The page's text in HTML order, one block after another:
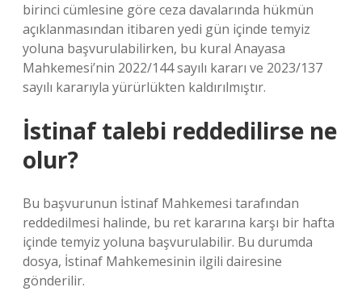
birinci cümlesine göre ceza davalarında hükmün
açıklanmasından itibaren yedi gün içinde temyiz
yoluna başvurulabilirken, bu kural Anayasa
Mahkemesi’nin 2022/144 sayılı kararı ve 2023/137
sayılı kararıyla yürürlükten kaldırılmıştır.
İstinaf talebi reddedilirse ne
olur?
Bu başvurunun İstinaf Mahkemesi tarafından
reddedilmesi halinde, bu ret kararına karşı bir hafta
içinde temyiz yoluna başvurulabilir. Bu durumda
dosya, İstinaf Mahkemesinin ilgili dairesine
gönderilir.